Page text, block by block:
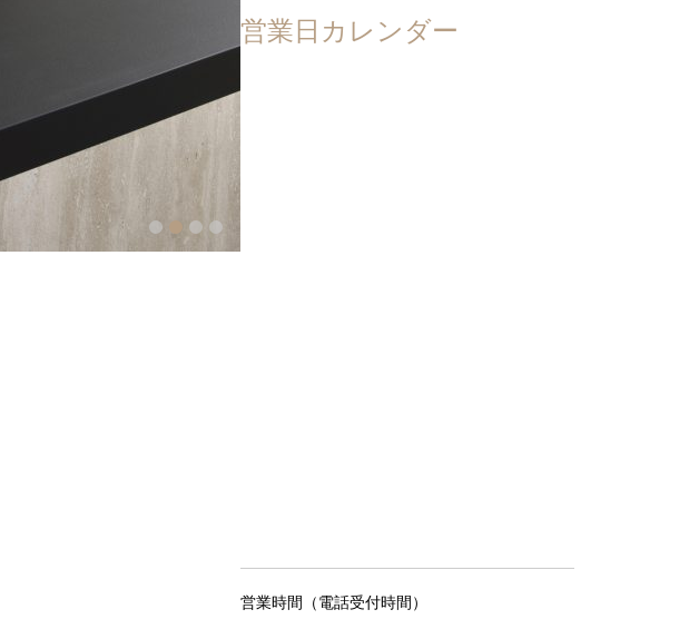
営業日カレンダー
営業時間（電話受付時間）